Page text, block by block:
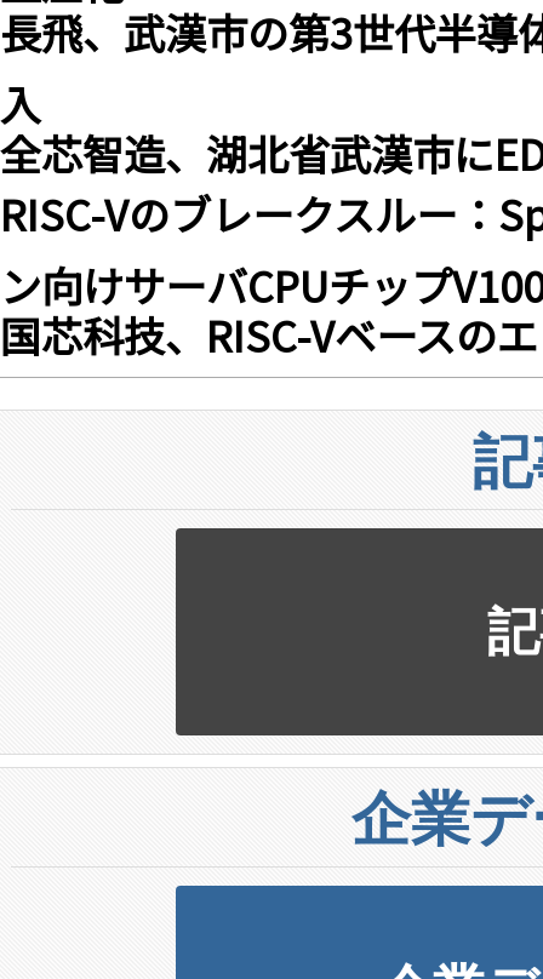
長飛、武漢市の第3世代半導
入
全芯智造、湖北省武漢市に
RISC-Vのブレークスルー：
ン向けサーバCPUチップ
国芯科技、RISC-Vベースの
企業